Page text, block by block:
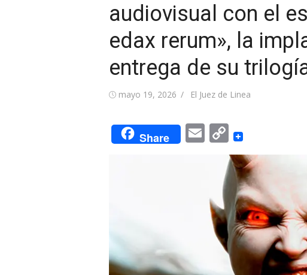
audiovisual con el
edax rerum», la
entrega de su
Publicada
mayo 19, 2026 Autor
El Juez de Linea
Share EmailCopy
Link